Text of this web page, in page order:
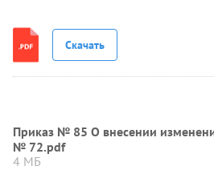
Скачать
Приказ № 85 О внесении
№ 72.pdf
4 МБ